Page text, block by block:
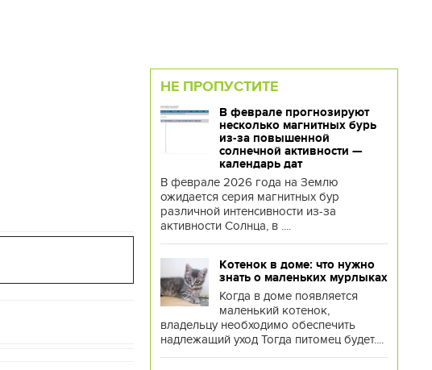
НЕ ПРОПУСТИТЕ
В феврале прогнозируют
несколько магнитных бурь
из-за повышенной
солнечной активности —
календарь дат
В феврале 2026 года на Землю
ожидается серия магнитных бур
различной интенсивности из-за
активности Солнца, в ....
Котенок в доме: что нужно
знать о маленьких мурлыках
Когда в доме появляется
маленький котенок,
владельцу необходимо обеспечить
надлежащий уход Тогда питомец будет....